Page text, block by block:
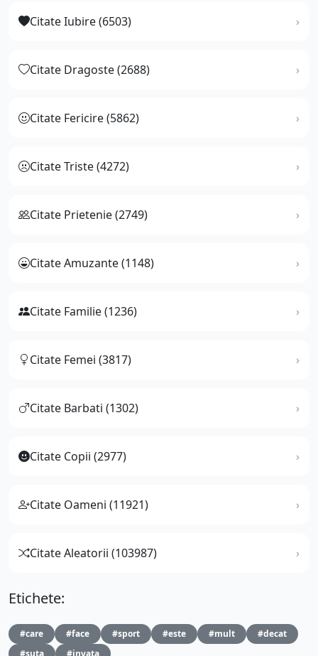
Citate Iubire (6503)
Citate Dragoste (2688)
Citate Fericire (5862)
Citate Triste (4272)
Citate Prietenie (2749)
Citate Amuzante (1148)
Citate Familie (1236)
Citate Femei (3817)
Citate Barbati (1302)
Citate Copii (2977)
Citate Oameni (11921)
Citate Aleatorii (103987)
Etichete:
#care #face #sport #este #mult
#decat
#suta
#invata